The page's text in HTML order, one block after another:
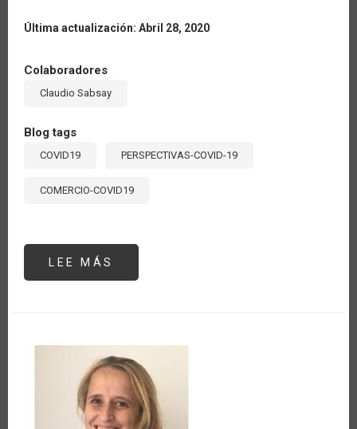
Última actualización: Abril 28, 2020
Colaboradores
Claudio Sabsay
Blog tags
COVID19 PERSPECTIVAS-COVID-19
COMERCIO-COVID19
LEE MÁS
A
EMISORA
RADIO
10,
ARGENTINA